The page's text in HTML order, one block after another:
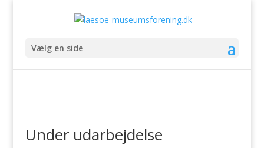
Vælg en side
Under udarbejdelse